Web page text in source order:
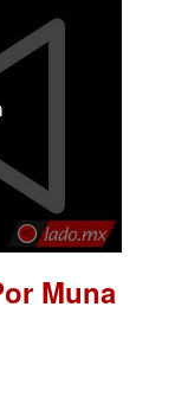
Muna